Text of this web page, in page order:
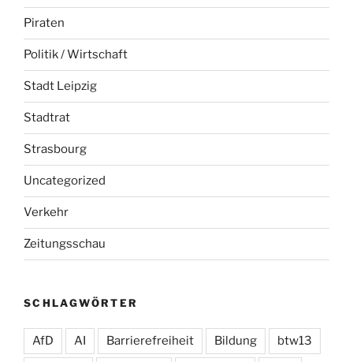
Piraten
Politik / Wirtschaft
Stadt Leipzig
Stadtrat
Strasbourg
Uncategorized
Verkehr
Zeitungsschau
SCHLAGWÖRTER
AfD AI Barrierefreiheit Bildung btw13